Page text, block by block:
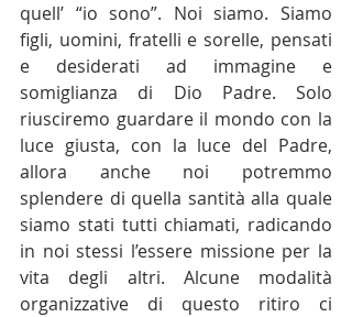
quell’ “io sono”. Noi siamo. Siamo
figli, uomini, fratelli e sorelle, pensati
e desiderati ad immagine e
somiglianza di Dio Padre. Solo
riusciremo guardare il mondo con la
luce giusta, con la luce del Padre,
allora anche noi potremmo
splendere di quella santità alla quale
siamo stati tutti chiamati, radicando
in noi stessi l’essere missione per la
vita degli altri. Alcune modalità
organizzative di questo ritiro ci